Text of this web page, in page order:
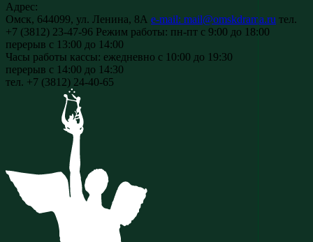
Адрес:
Омск, 644099, ул. Ленина, 8А e-mail: mail@omskdrama.ru тел.
+7 (3812) 23-47-96 Режим работы: пн-пт с 9:00 до 18:00
перерыв с 13:00 до 14:00
Часы работы кассы: ежедневно с 10:00 до 19:30
перерыв с 14:00 до 14:30
тел. +7 (3812) 24-40-65